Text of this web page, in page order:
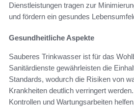
Dienstleistungen tragen zur
und fördern ein gesundes
Gesundheitliche Aspekte
Sauberes Trinkwasser ist für das
Sanitärdienste gewährleisten die
Standards, wodurch die Risiken von
Krankheiten deutlich verringert
Kontrollen und Wartungsarbeiten